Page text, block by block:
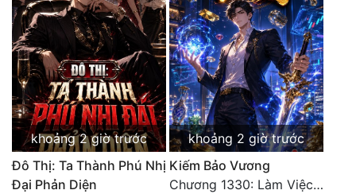
khoảng 2 giờ trước
Đô Thị: Ta Thành Phú Nhị
Đại Phản Diện
khoảng 2 giờ trước
Kiếm Bảo Vương
Chương 1330: Làm Việc Rồi (4/5)